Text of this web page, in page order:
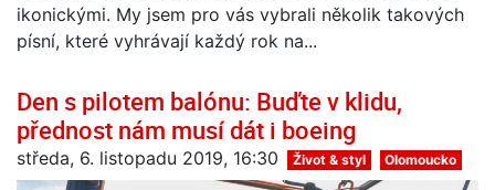
ikonickými. My jsem pro vás vybrali několik takových
písní, které vyhrávají každý rok na...
Den s pilotem balónu: Buďte v klidu,
přednost nám musí dát i boeing
středa, 6. listopadu 2019, 16:30 Život & styl Olomoucko